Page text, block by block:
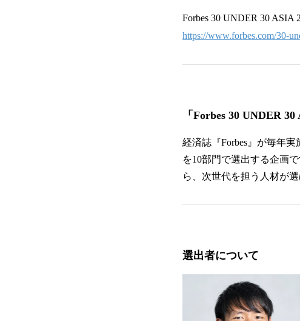
Forbes 30 UNDER 30 ASIA
https://www.forbes.com/30-
「Forbes 30 UNDER
経済誌『Forbes』が毎年
を10部門で選出する企画
ら、次世代を担う人材が選
選出者について